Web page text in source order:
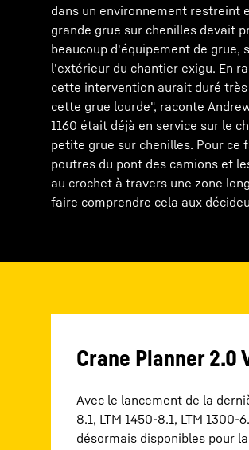
dans un environnement restreint
grande grue sur chenilles devait
beaucoup d'équipement de grue,
l'extérieur du chantier exigu. En
cette intervention aurait duré
cette grue lourde", raconte
1160 était déjà en service sur le
petite grue sur chenilles. Pour ce
poutres du pont des camions et
au crochet à travers une zone
faire comprendre cela aux
Crane Planner 2.0
Avec le lancement de la
8.1, LTM 1450-8.1, LTM 1300-
désormais disponibles pour